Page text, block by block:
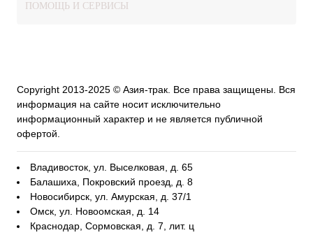
ПОМОЩЬ И СЕРВИСЫ
Copyright 2013-2025 © Азия-трак. Все права защищены. Вся
информация на сайте носит исключительно
информационный характер и не является публичной
офертой.
Владивосток, ул. Выселковая, д. 65
Балашиха, Покровский проезд, д. 8
Новосибирск, ул. Амурская, д. 37/1
Омск, ул. Новоомская, д. 14
Краснодар, Сормовская, д. 7, лит. ц